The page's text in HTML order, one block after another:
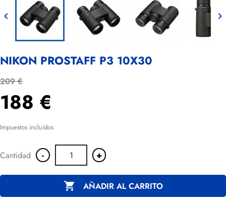
 
NIKON PROSTAFF P3 10X30
209 €
188 €
Impuestos incluidos
Cantidad - +
 AÑADIR AL CARRITO